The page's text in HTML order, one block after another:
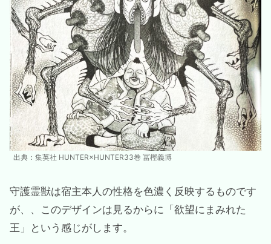
出典：集英社 HUNTER×HUNTER33巻 冨樫義博
守護霊獣は宿主本人の性格を色濃く反映するものです
が、、このデザインは見るからに「欲望にまみれた
王」という感じがします。